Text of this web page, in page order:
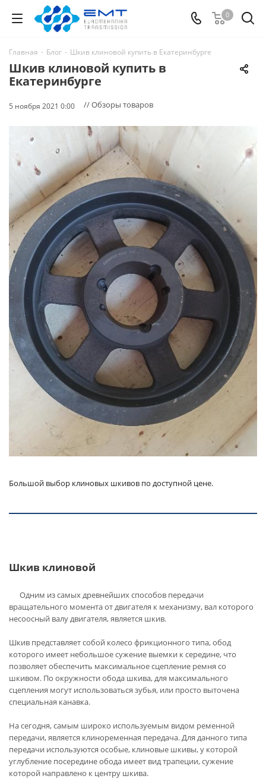
0
Главная - Блог - Шкив клиновой купить в Екатеринбурге
Шкив клиновой купить в
Екатеринбурге
5 ноября 2021 0:00 // Обзоры товаров
Большой выбор клиновых шкивов по доступной цене.
Шкив клиновой
Одним из самых древнейших способов передачи
вращательного момента от двигателя к механизму, вал которого
несоосный валу двигателя, является шкив.
Шкив представляет собой колесо фрикционного типа, обод
которого имеет небольшое сужение выемки к середине, что
позволяет обеспечить максимальное сцепление ремня со
шкивом. По окружности обода шкива, для максимального
сцепления могут использоваться зубья, или просто выточена
специальная канавка.
На сегодня, самым широко используемым видом ременной
передачи, является клиноременная передача. Для данного типа
передачи используются особые, клиновые шкивы, у которой
углубление посередине обода имеет вид трапеции, сужение
которой направлено к центру шкива.